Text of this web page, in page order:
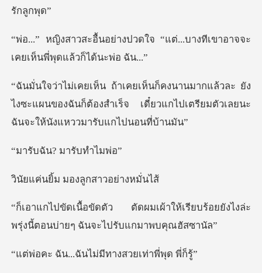
ดใจ “แต่...บางทีเขาอาจจะ
เคยเห
วละ ยัง
ไงซะแผนของฉันก็ต้องสำเร็จ เดี๋ยวแกไปเตรี
น? มารับ
ม มองลูกสาวอ
าให้เรียบร้อยยังไงล่ะ
พรุ่งนี้ตอน
ฉันไม่มีทางสวยเท